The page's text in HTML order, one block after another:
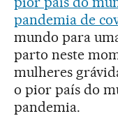
pandemia de
mundo para
parto neste
mulheres
o pior país do
pandemia.